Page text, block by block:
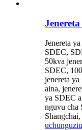
Jenereta
SDEC,
50kva
SDEC,
jenereta
aina,
ya SDEC
nguvu cha
uchunguzi